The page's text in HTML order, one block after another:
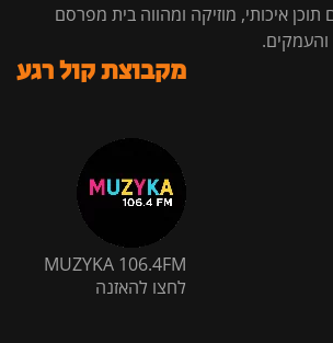
תוכן איכותי, מוזיקה ומהווה בית מפרסם
והעמקים.
מקבוצת קול רגע
MUZYKA 106.4FM
לחצו להאזנה